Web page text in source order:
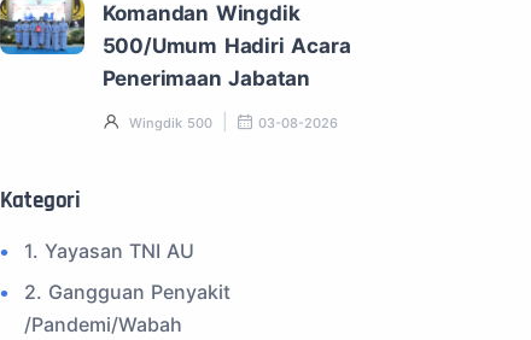
Komandan Wingdik
500/Umum Hadiri Acara
Penerimaan Jabatan
Wingdik 500 03-08-2026
Kategori
1. Yayasan TNI AU
2. Gangguan Penyakit
/Pandemi/Wabah